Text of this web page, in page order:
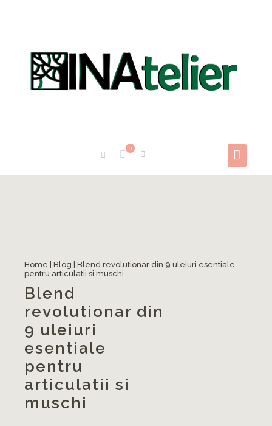
0
Home Blog
Blend revolutionar din 9 uleiuri esentiale
pentru articulatii si muschi
Blend
revolutionar din
9 uleiuri
esentiale
pentru
articulatii si
muschi